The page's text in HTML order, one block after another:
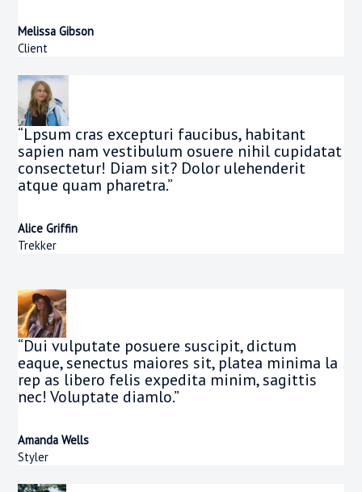
Melissa Gibson
Client
“Lpsum cras excepturi faucibus, habitant
sapien nam vestibulum osuere nihil cupidatat
consectetur! Diam sit? Dolor ulehenderit
atque quam pharetra.”
Alice Griffin
Trekker
“Dui vulputate posuere suscipit, dictum
eaque, senectus maiores sit, platea minima la
rep as libero felis expedita minim, sagittis
nec! Voluptate diamlo.”
Amanda Wells
Styler